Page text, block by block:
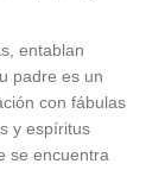
entablan
padre es un
con fábulas
y espíritus
se encuentra